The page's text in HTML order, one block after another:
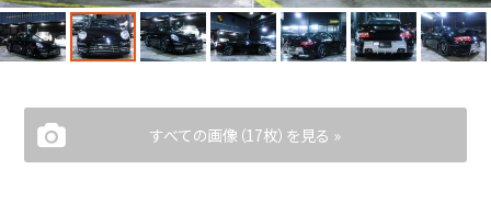
すべての画像（17枚）を見る »